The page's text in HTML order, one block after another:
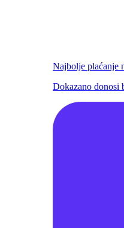
Najbolje plaćanje
Dokazano donosi